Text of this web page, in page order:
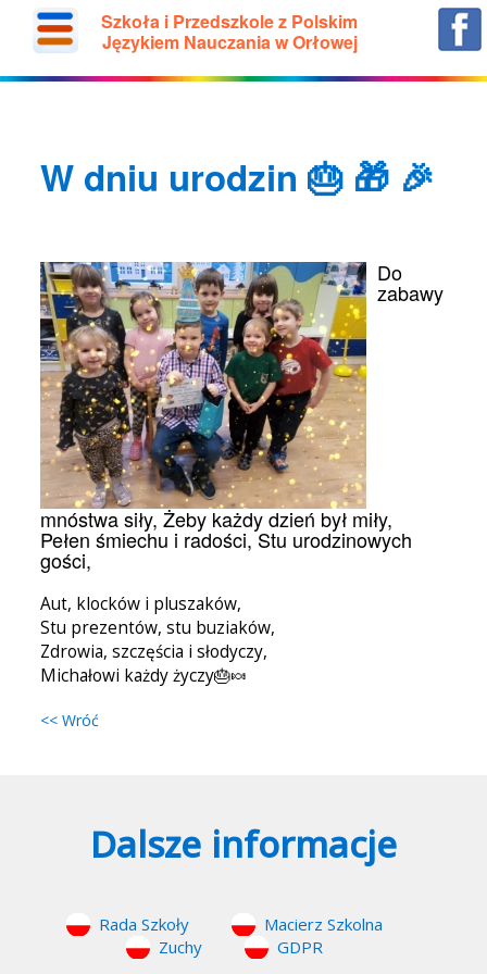
Szkoła i Przedszkole z Polskim
Językiem Nauczania w Orłowej
W dniu urodzin 🎂 🎁 🎉
Do
zabawy
mnóstwa siły, Żeby każdy dzień był miły,
Pełen śmiechu i radości, Stu urodzinowych
gości,
Aut, klocków i pluszaków,
Stu prezentów, stu buziaków,
Zdrowia, szczęścia i słodyczy,
Michałowi każdy życzy🎂🍬
<< Wróć
Dalsze informacje
Rada Szkoły
Macierz Szkolna
Zuchy
GDPR